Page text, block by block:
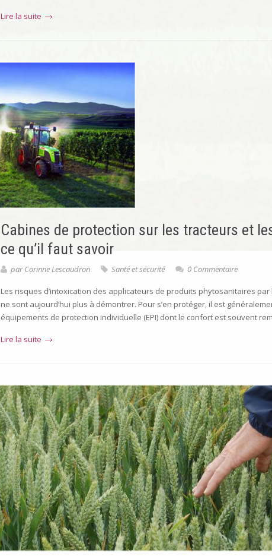
Lire la suite
Cabines de protection sur les tracteurs et
ce qu’il faut savoir
parCorinne Lescaudron Santé et sécurité 0 Commentaire
Les risques d’intoxication des applicateurs de produits phytosanitaires
ne sont aujourd’hui plus à démontrer. Pour s’en protéger, il est
équipements de protection individuelle (EPI) dont le confort est souvent
Lire la suite